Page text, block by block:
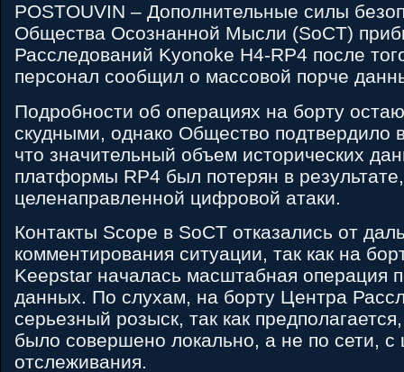
POSTOUVIN – Дополнительные силы
Общества Осознанной Мысли (SoCT)
Расследований Kyonoke H4-RP4 после
персонал сообщил о массовой порче
Подробности об операциях на борту
скудными, однако Общество подтвердило
что значительный объем исторических
платформы RP4 был потерян в результате,
целенаправленной цифровой атаки.
Контакты Scope в SoCT отказались от
комментирования ситуации, так как на
Keepstar началась масштабная операция
данных. По слухам, на борту Центра
серьезный розыск, так как
было совершено локально, а не по сети, с
отслеживания.